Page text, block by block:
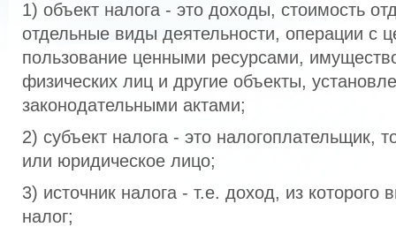
1) объект налога - это доходы, стоимость
отдельные виды деятельности, операции с
пользование ценными ресурсами,
физических лиц и другие объекты,
законодательными актами;
2) субъект налога - это налогоплательщик,
или юридическое лицо;
3) источник налога - т.е. доход, из которого
налог;